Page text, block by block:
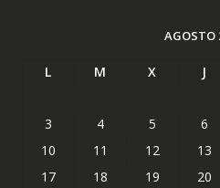
AGOSTO
L M X J
3
4 5 6
10
11 12 13
17
18 19 20